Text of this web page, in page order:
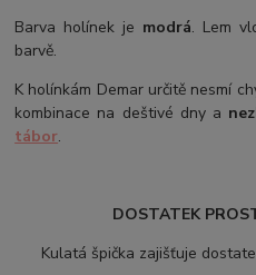
Barva holínek je modrá. Lem
barvě.
K holínkám Demar určitě nesmí
kombinace na deštivé dny a
tábor.
DOSTATEK
Kulatá špička zajišťuje